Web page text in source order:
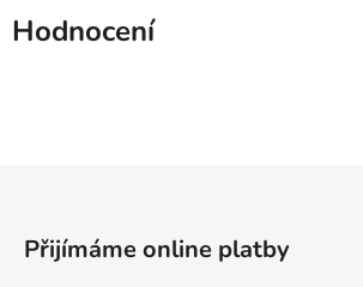
Hodnocení
Přijímáme online platby